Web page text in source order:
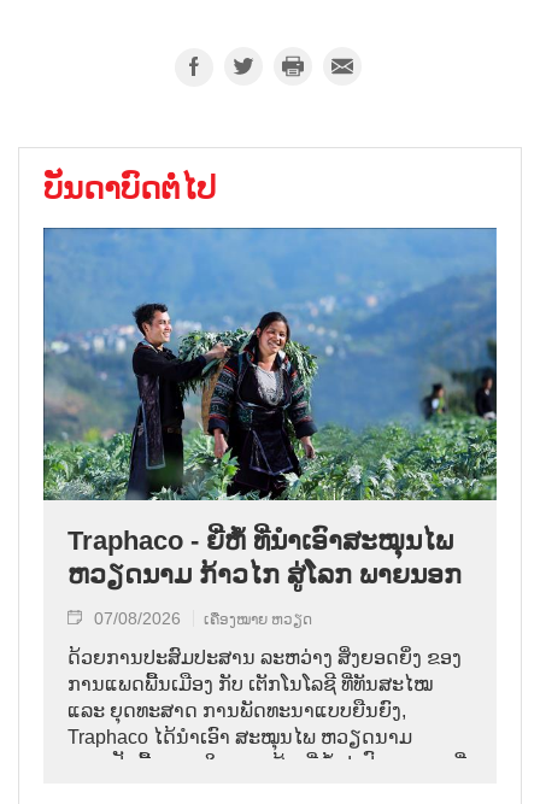
ບັນດາບົດຕໍ່ໄປ
Traphaco - ຍີ່ຫໍ້ ທີ່ນຳເອົາສະໝຸນໄພ
ຫວຽດນາມ ກ້າວໄກ ສູ່ໂລກ ພາຍນອກ
07/08/2026 ເຄື່ອງໝາຍ ຫວຽດ
ດ້ວຍການປະສົມປະສານ ລະຫວ່າງ ສິ່ງຍອດຍິ່ງ ຂອງ
ການແພດພື້ນເມືອງ ກັບ ເຕັກໂນໂລຊີ ທີ່ທັນສະໄໝ
ແລະ ຍຸດທະສາດ ການພັດທະນາແບບຍືນຍົງ,
Traphaco ໄດ້ນຳເອົາ ສະໝຸນໄພ ຫວຽດນາມ
ກາຍເປັນພື້ນຖານ ໃນການ ສ້າງຍີ່ຫໍ້ ຢາປົວພະຍາດ ທີ່